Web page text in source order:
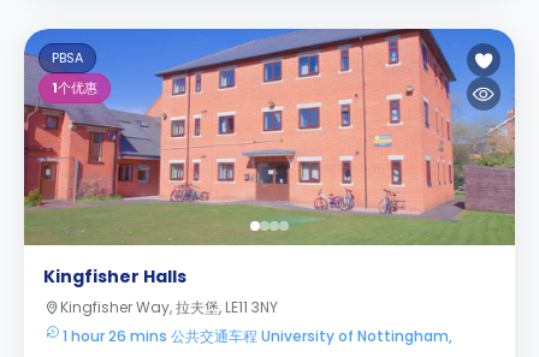
PBSA
1个优惠
Kingfisher Halls
Kingfisher Way, 拉夫堡, LE11 3NY
1 hour 26 mins 公共交通车程 University of Nottingham,